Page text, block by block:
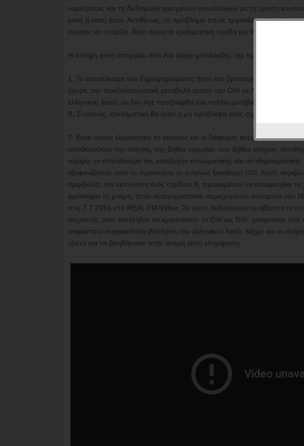
νομίσματος και τη διεξαγωγή ορισμένων συναλλαγών με τη χρήση
καλή ή κακή ήταν. Αντιθέτως, το πρόβλημα όπως εμφανίζεται είναι, ότι
έπρεπε να υπάρξει, διότι συνιστά εγκληματική πράξη και θα οδηγούσε
Η άποψη αυτή απορρέει από ένα όργιο μετάλλαξης της πραγματικότητας.
1. Το αποτέλεσμα του δημοψηφίσματος ήταν ένα βροντερό ΟΧΙ. ΟΧΙ στα
(χωρίς την πραξικοπηματική μεταβολή αυτού του ΟΧΙ σε ΝΑΙ), θα
ελληνικού λαού, αν δεν είχε προβλεφθεί ένα σχέδιο μετάβασης στη νέα
Β; Συνεπώς, εγκληματική θα ήταν η μη πρόβλεψη ενός σχεδίου Β, και όχι
2. Είναι όντως εξοργιστικό το γεγονός ότι οι διάφορες αντιδράσεις
υποδεικνύουν την ανάγκη, της δήθεν τιμωρίας των δήθεν ενόχων,
νόμιμο, το αποτέλεσμα της κατεξοχήν συνωμοτικής και
εξαφανίζοντας από το προσκήνιο το εντελώς ξεκάθαρο ΟΧΙ. Αυτό,
αμφιβολία, την εκπόνηση ενός σχεδίου Β, προκειμένου να αποφευχθεί το
φρεσκάρει τη μνήμη, στην ανατριχιαστικού περιεχομένου συνομιλία του
στις 7.7.2016 στο REAL FM/Video; Σε αυτό, ξεδιπλώνονται αβίαστα οι
εκτροπής, που κατέληξαν να εμφανίσουν το ΟΧΙ ως ΝΑΙ, γράφοντας
σαφέστατα εκφρασθείσα βούληση του ελληνικού λαού. Μέχρι και οι
νύκτα για να βοηθήσουν στην άνομη αυτή επιχείρηση.